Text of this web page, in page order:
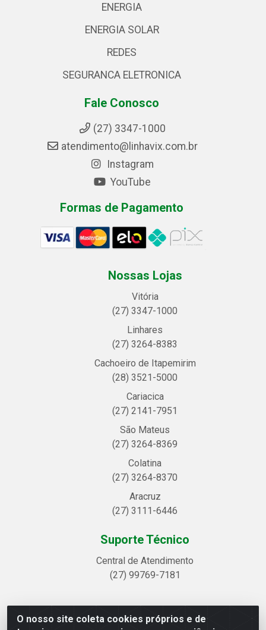
O nosso site coleta cookies próprios e de
ENERGIA
ENERGIA SOLAR
REDES
SEGURANCA ELETRONICA
Fale Conosco
(27) 3347-1000
atendimento@linhavix.com.br
Instagram
YouTube
Formas de Pagamento
Nossas Lojas
Vitória
(27) 3347-1000
Linhares
(27) 3264-8383
Cachoeiro de Itapemirim
(28) 3521-5000
Cariacica
(27) 2141-7951
São Mateus
(27) 3264-8369
Colatina
(27) 3264-8370
Aracruz
(27) 3111-6446
Suporte Técnico
Central de Atendimento
(27) 99769-7181
Linhavix Distribuidora LTDA - Avenida Alegre, 2521 -